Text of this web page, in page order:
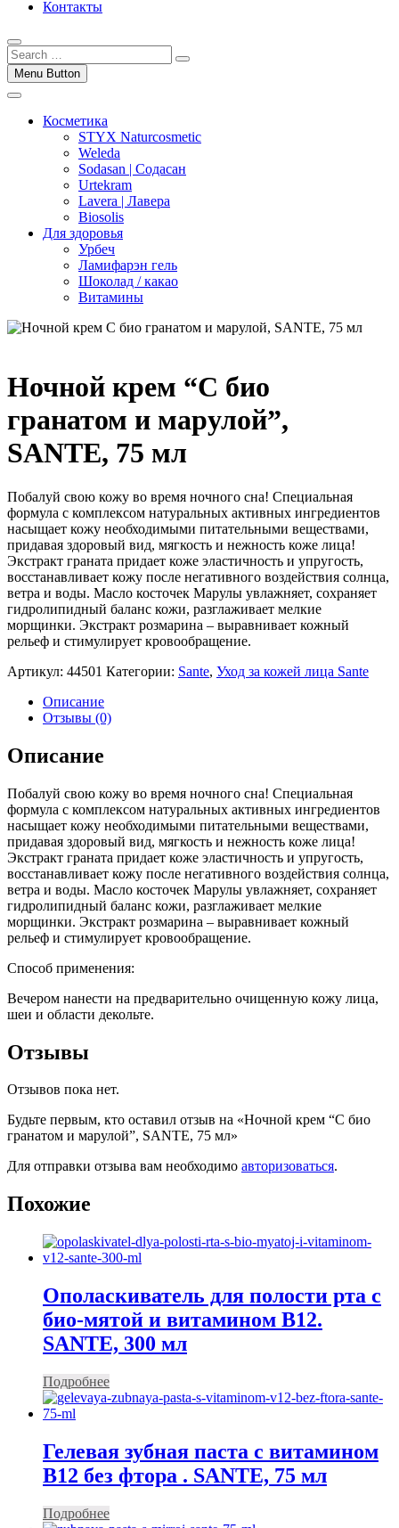
Контакты
Menu Button
Косметика
STYX Naturcosmetic
Weleda
Sodasan | Содасан
Urtekram
Lavera | Лавера
Biosolis
Для здоровья
Урбеч
Ламифарэн гель
Шоколад / какао
Витамины
Ночной крем “С био
гранатом и марулой”,
SANTE, 75 мл
Побалуй свою кожу во время ночного сна! Специальная
формула с комплексом натуральных активных ингредиентов
насыщает кожу необходимыми питательными веществами,
придавая здоровый вид, мягкость и нежность коже лица!
Экстракт граната придает коже эластичность и упругость,
восстанавливает кожу после негативного воздействия солнца,
ветра и воды. Масло косточек Марулы увлажняет, сохраняет
гидролипидный баланс кожи, разглаживает мелкие
морщинки. Экстракт розмарина – выравнивает кожный
рельеф и стимулирует кровообращение.
Артикул: 44501 Категории: Sante, Уход за кожей лица Sante
Описание
Отзывы (0)
Описание
Побалуй свою кожу во время ночного сна! Специальная
формула с комплексом натуральных активных ингредиентов
насыщает кожу необходимыми питательными веществами,
придавая здоровый вид, мягкость и нежность коже лица!
Экстракт граната придает коже эластичность и упругость,
восстанавливает кожу после негативного воздействия солнца,
ветра и воды. Масло косточек Марулы увлажняет, сохраняет
гидролипидный баланс кожи, разглаживает мелкие
морщинки. Экстракт розмарина – выравнивает кожный
рельеф и стимулирует кровообращение.
Способ применения:
Вечером нанести на предварительно очищенную кожу лица,
шеи и области декольте.
Отзывы
Отзывов пока нет.
Будьте первым, кто оставил отзыв на «Ночной крем “С био
гранатом и марулой”, SANTE, 75 мл»
Для отправки отзыва вам необходимо авторизоваться.
Похожие
Ополаскиватель для полости рта с
био-мятой и витамином В12.
SANTE, 300 мл
Подробнее
Гелевая зубная паста с витамином
В12 без фтора . SANTE, 75 мл
Подробнее